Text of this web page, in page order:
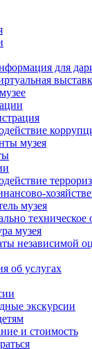
для
музея
музея
техническое
музея
независимой
об услугах
экскурсии
и стоимость